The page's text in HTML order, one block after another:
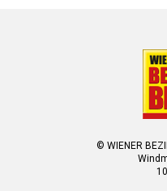
© WIENER